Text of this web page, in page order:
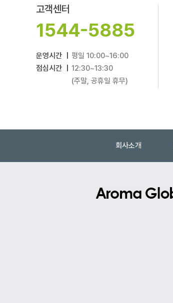
고객센터
1544-5885
운영시간 |
평일 10:00~16:00
점심시간 |
12:30~13:30
(주말, 공휴일 휴무)
회사소개